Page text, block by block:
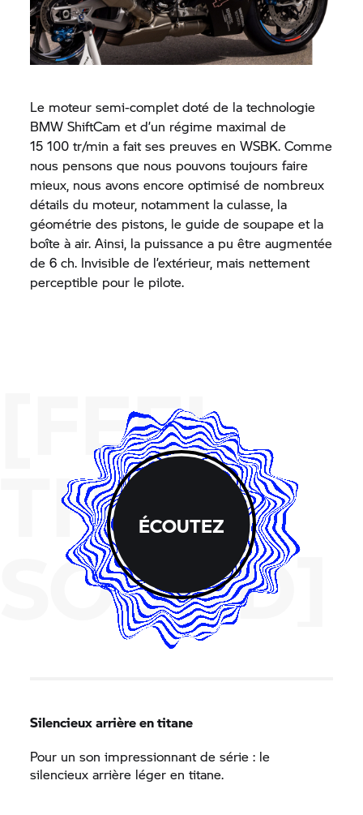
Le moteur semi-complet doté de la technologie
BMW ShiftCam et d’un régime maximal de
15 100 tr/min a fait ses preuves en WSBK. Comme
nous pensons que nous pouvons toujours faire
mieux, nous avons encore optimisé de nombreux
détails du moteur, notamment la culasse, la
géométrie des pistons, le guide de soupape et la
boîte à air. Ainsi, la puissance a pu être augmentée
de 6 ch. Invisible de l’extérieur, mais nettement
perceptible pour le pilote.
[FEEL
THE
SOUND]
ÉCOUTEZ
Silencieux arrière en titane
Pour un son impressionnant de série : le
silencieux arrière léger en titane.